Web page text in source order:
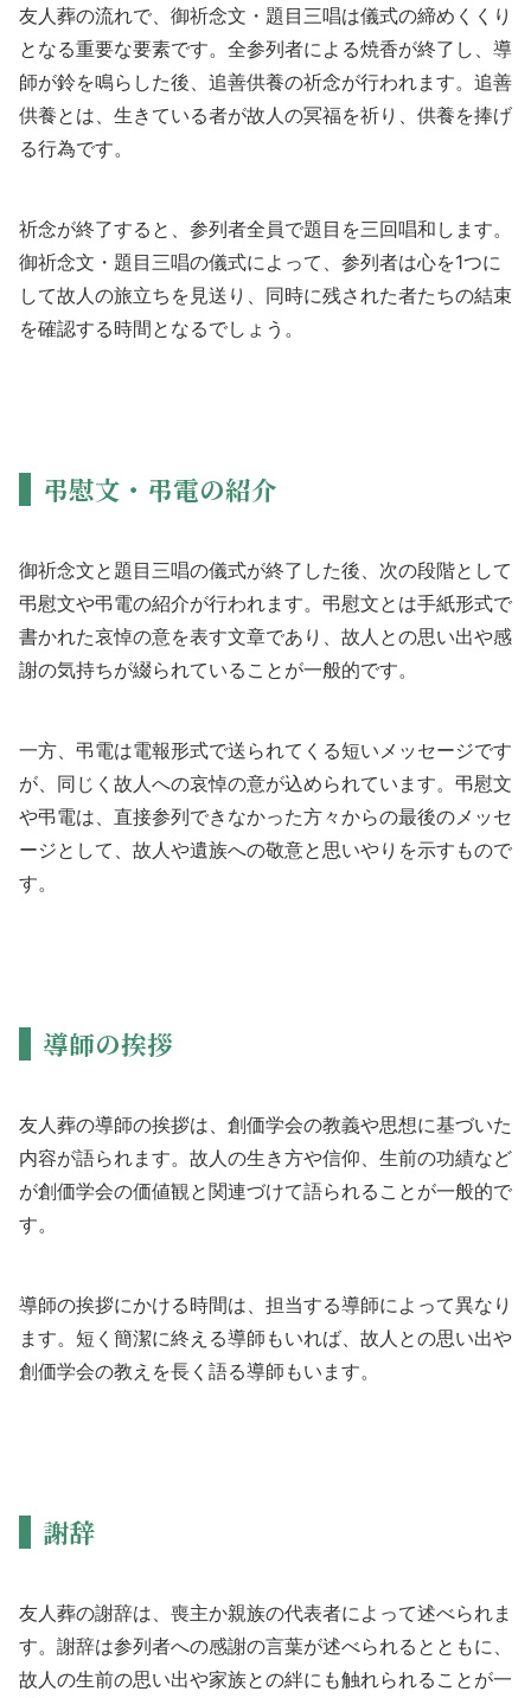
友人葬の流れで、御祈念文・題目三唱は儀式の締めくくり
となる重要な要素です。全参列者による焼香が終了し、導
師が鈴を鳴らした後、追善供養の祈念が行われます。追善
供養とは、生きている者が故人の冥福を祈り、供養を捧げ
る行為です。
祈念が終了すると、参列者全員で題目を三回唱和します。
御祈念文・題目三唱の儀式によって、参列者は心を1つに
して故人の旅立ちを見送り、同時に残された者たちの結束
を確認する時間となるでしょう。
弔慰文・弔電の紹介
御祈念文と題目三唱の儀式が終了した後、次の段階として
弔慰文や弔電の紹介が行われます。弔慰文とは手紙形式で
書かれた哀悼の意を表す文章であり、故人との思い出や感
謝の気持ちが綴られていることが一般的です。
一方、弔電は電報形式で送られてくる短いメッセージです
が、同じく故人への哀悼の意が込められています。弔慰文
や弔電は、直接参列できなかった方々からの最後のメッセ
ージとして、故人や遺族への敬意と思いやりを示すもので
す。
導師の挨拶
友人葬の導師の挨拶は、創価学会の教義や思想に基づいた
内容が語られます。故人の生き方や信仰、生前の功績など
が創価学会の価値観と関連づけて語られることが一般的で
す。
導師の挨拶にかける時間は、担当する導師によって異なり
ます。短く簡潔に終える導師もいれば、故人との思い出や
創価学会の教えを長く語る導師もいます。
謝辞
友人葬の謝辞は、喪主か親族の代表者によって述べられま
す。謝辞は参列者への感謝の言葉が述べられるとともに、
故人の生前の思い出や家族との絆にも触れられることが一